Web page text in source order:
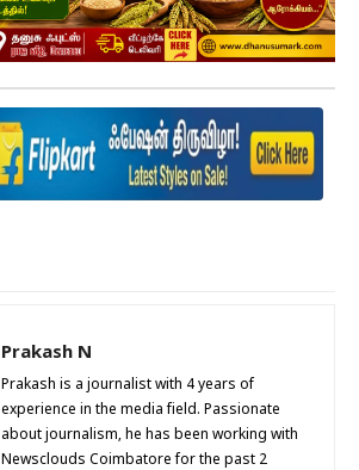
Prakash N
Prakash is a journalist with 4 years of
experience in the media field. Passionate
about journalism, he has been working with
Newsclouds Coimbatore for the past 2